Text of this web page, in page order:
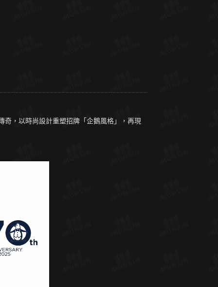
，以時尚設計重塑招牌「企鵝風格」，再現